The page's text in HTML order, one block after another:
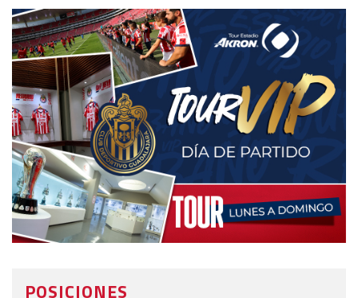
POSICIONES